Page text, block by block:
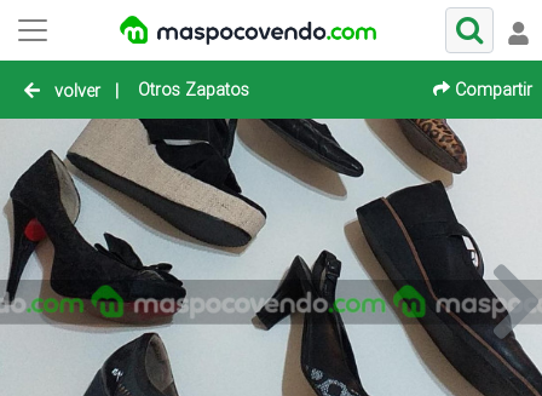
volver | Otros Zapatos Compartir